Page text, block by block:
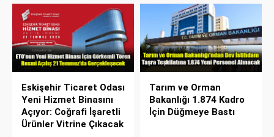
Eskişehir Ticaret Odası
Yeni Hizmet Binasını
Açıyor: Coğrafi İşaretli
Ürünler Vitrine Çıkacak
Tarım ve Orman
Bakanlığı 1.874 Kadro
İçin Düğmeye Bastı